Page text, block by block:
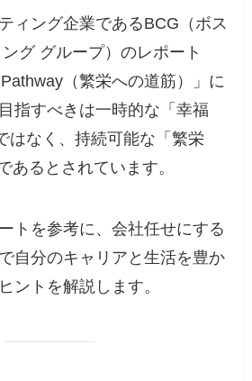
ィング企業であるBCG（ボス
グ グループ）のレポート
（繁栄への道筋）」に
指すべきは一時的な「幸福
はなく、持続可能な「繁栄
あるとされています。
トを参考に、会社任せにする
自分のキャリアと生活を豊か
ントを解説します。